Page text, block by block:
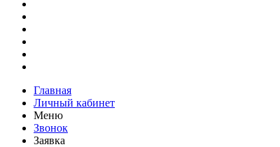
Главная
Личный кабинет
Меню
Звонок
Заявка